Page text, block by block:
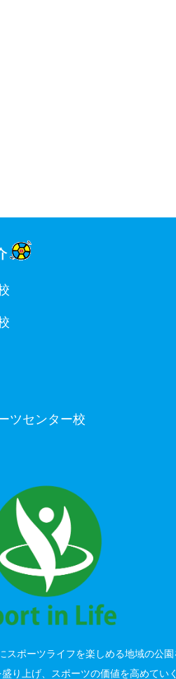
ツセンター校
スポーツライフを楽しめる地域の公園
り上げ、スポーツの価値を高めてい